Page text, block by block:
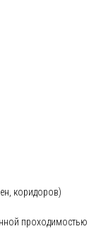
коридоров)
проходимостью